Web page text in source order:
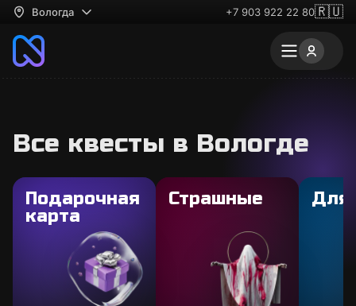
Вологда +7 903 922 22 80🇷🇺
Все квесты в Вологде
Подарочная
карта
Страшные Для